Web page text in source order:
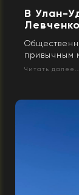
В Улан-
привычным
Читать далее...